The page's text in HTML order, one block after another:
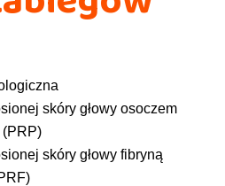
skóry głowy osoczem
(PRP)
skóry głowy fibryną